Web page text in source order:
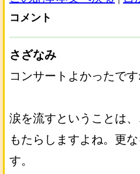
コメント
さざなみ
コンサートよかったです
涙を流すということは
もたらしますよね。更
す。